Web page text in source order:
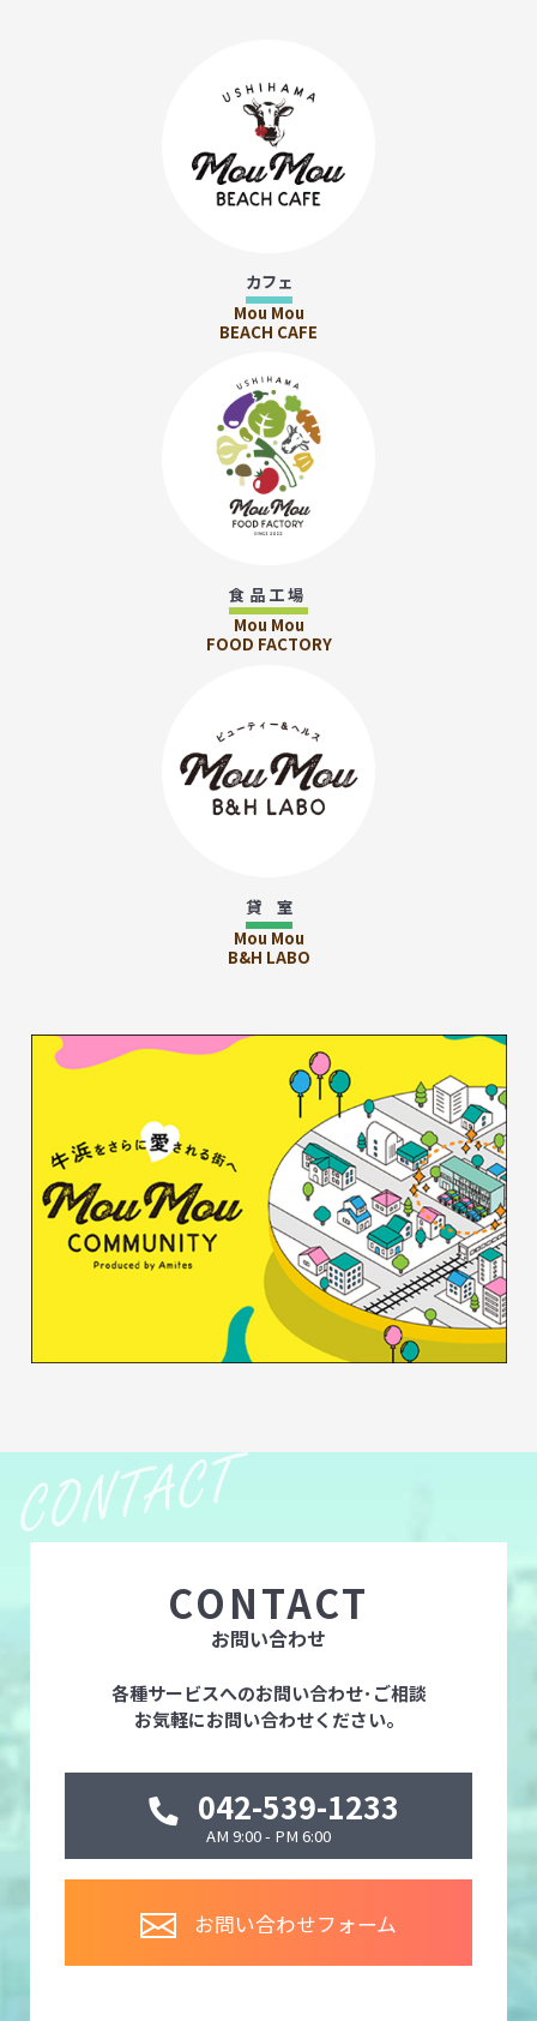
カフェ
Mou Mou
BEACH CAFE
食品工場
Mou Mou
FOOD FACTORY
貸 室
Mou Mou
B&H LABO
CONTACT
お問い合わせ
各種サービスへのお問い合わせ･ご相談
お気軽にお問い合わせください。
042-539-1233
AM 9:00 - PM 6:00
お問い合わせフォーム